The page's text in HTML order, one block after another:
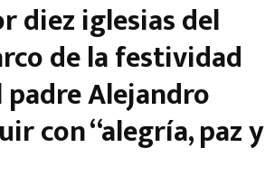
diez iglesias del
de la festividad
Alejandro
con “alegría, paz y